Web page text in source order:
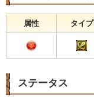
属性 タイプ
ステータス